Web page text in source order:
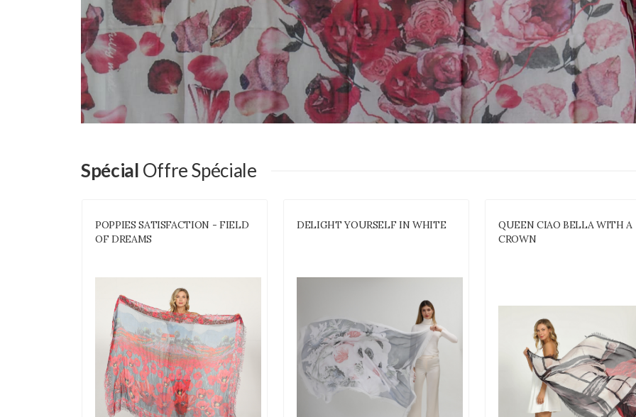
Spécial Offre Spéciale
POPPIES SATISFACTION - FIELD
OF DREAMS
DELIGHT YOURSELF IN WHITE
QUEEN CIAO BELLA WITH A
CROWN